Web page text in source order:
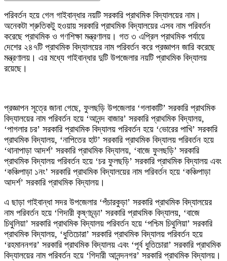
পরিবর্তন হয়ে গেল গাইবান্ধার নয়টি সরকারি প্রাথমিক বিদ্যালয়ের নাম।
অনেকটা শ্রুতিকটু হওয়ায় সরকারি প্রাথমিক বিদ্যালয়ের এসব নাম পরিবর্তন
করেছে প্রাথমিক ও গণশিক্ষা মন্ত্রণালয়। গত ৩ এপ্রিল প্রাথমিক পর্যায়ে
দেশের ২৪৭টি প্রাথমিক বিদ্যালয়ের নাম পরিবর্তন করে প্রজ্ঞাপন জারি করেছে
মন্ত্রণালয়। এর মধ্যে গাইবান্ধার দুটি উপজেলার নয়টি প্রাথমিক বিদ্যালয়
রয়েছে।
প্রজ্ঞাপন সূত্রে জানা গেছে, ফুলছড়ি উপজেলার ‘গলাকাটি’ সরকারি প্রাথমিক
বিদ্যালয়ের নাম পরিবর্তন হয়ে ‘আনন্দ বাজার’ সরকারি প্রাথমিক বিদ্যালয়,
‘পাগলার চর’ সরকারি প্রাথমিক বিদ্যালয় পরিবর্তন হয়ে ‘ভোরের পাখি’ সরকারি
প্রাথমিক বিদ্যালয়, ‘নাপিতের হাট’ সরকারি প্রাথমিক বিদ্যালয় পরিবর্তন হয়ে
‘থানাপাড়া আদর্শ’ সরকারি প্রাথমিক বিদ্যালয়, ‘বাজে ফুলছড়ি’ সরকারি
প্রাথমিক বিদ্যালয় পরিবর্তন হয়ে ‘চর ফুলছড়ি’ সরকারি প্রাথমিক বিদ্যালয় এবং
‘কঞ্চিপাড়া ১নং’ সরকারি প্রাথমিক বিদ্যালয়ের নাম পরিবর্তন হয়ে ‘কঞ্চিপাড়া
আদর্শ’ সরকারি প্রাথমিক বিদ্যালয়।
এ ছাড়া গাইবান্ধা সদর উপজেলার ‘পঁচারকুড়া’ সরকারি প্রাথমিক বিদ্যালয়ের
নাম পরিবর্তন হয়ে ‘গিদারী কৃষ্ণচূড়া’ সরকারি প্রাথমিক বিদ্যালয়, ‘বাজে
চিথুলিয়া’ সরকারি প্রাথমিক বিদ্যালয় পরিবর্তন হয়ে ‘পশ্চিম চিথুলিয়া’ সরকারি
প্রাথমিক বিদ্যালয়, ‘ধুতিচোরা’ সরকারি প্রাথমিক বিদ্যালয় পরিবর্তন হয়ে
‘রহমাননগর’ সরকারি প্রাথমিক বিদ্যালয় এবং ‘পূর্ব ধুতিচোরা’ সরকারি প্রাথমিক
বিদ্যালয়ের নাম পরিবর্তন হয়ে ‘গিদারী আনন্দনগর’ সরকারি প্রাথমিক বিদ্যালয়।